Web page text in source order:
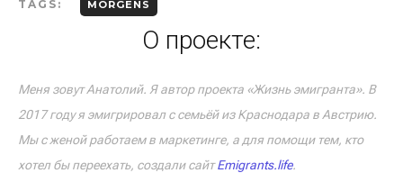
TAGS: MORGENS
О проекте:
Меня зовут Анатолий. Я автор проекта «Жизнь эмигранта». В
2017 году я эмигрировал с семьёй из Краснодара в Австрию.
Мы с женой работаем в маркетинге, а для помощи тем, кто
хотел бы переехать, создали сайтEmigrants.life.